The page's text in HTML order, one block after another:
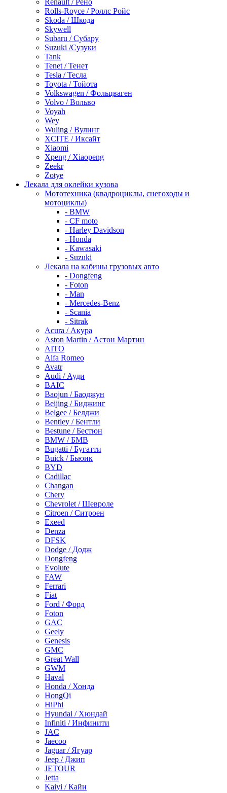
Renault / Рено
Rolls-Royce / Роллс Ройс
Skoda / Шкода
Skywell
Subaru / Субару
Suzuki /Сузуки
Tank
Tenet / Тенет
Tesla / Тесла
Toyota / Тойота
Volkswagen / Фольцваген
Volvo / Вольво
Voyah
Wey
Wuling / Вулинг
XCITE / Иксайт
Xiaomi
Xpeng / Xiaopeng
Zeekr
Zotye
Лекала для оклейки кузова
Мототехника (квадроциклы, снегоходы и
мотоциклы)
- BMW
- CF moto
- Harley Davidson
- Honda
- Kawasaki
- Suzuki
Лекала на кабины грузовых авто
- Dongfeng
- Foton
- Man
- Mercedes-Benz
- Scania
- Sitrak
Acura / Акура
Aston Martin / Астон Мартин
AITO
Alfa Romeo
Avatr
Audi / Ауди
BAIC
Baojun / Баоджун
Beijing / Биджинг
Belgee / Белджи
Bentley / Бентли
Bestune / Бестюн
BMW / БМВ
Bugatti / Бугатти
Buick / Бьюик
BYD
Cadillac
Changan
Chery
Chevrolet / Шевроле
Citroen / Ситроен
Exeed
Denza
DFSK
Dodge / Додж
Dongfeng
Evolute
FAW
Ferrari
Fiat
Ford / Форд
Foton
GAC
Geely
Genesis
GMC
Great Wall
GWM
Haval
Honda / Хонда
HongQi
HiPhi
Hyundai / Хюндай
Infiniti / Инфинити
JAC
Jaecoo
Jaguar / Ягуар
Jeep / Джип
JETOUR
Jetta
Kaiyi / Кайи